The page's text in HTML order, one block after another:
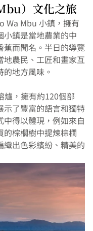
）文化之旅
Wa Mbu 小鎮，擁有
小鎮是當地農業的中
蕉而聞名。半日的導覽
農民、工匠和畫家互
地方風味。
爐，擁有約120個部
示了豐富的語言和獨特
得以體現，例如來自
棕櫚樹中提煉棕櫚
出色彩繽紛、精美的